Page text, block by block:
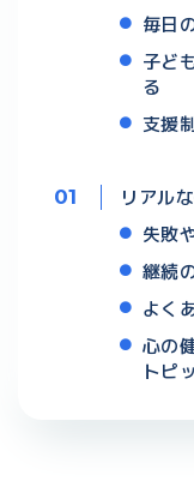
毎日
子ど
る
支援
リアル
失敗
継続
よく
心の
トピ